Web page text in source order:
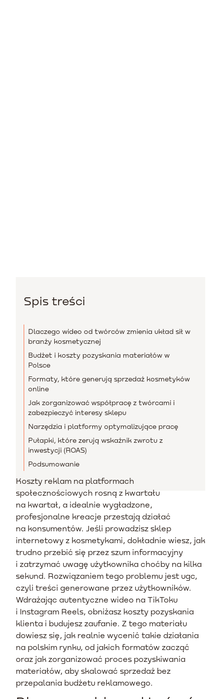
Spis treści
Dlaczego wideo od twórców zmienia układ sił w
branży kosmetycznej
Budżet i koszty pozyskania materiałów w
Polsce
Formaty, które generują sprzedaż kosmetyków
online
Jak zorganizować współpracę z twórcami i
zabezpieczyć interesy sklepu
Narzędzia i platformy optymalizujące pracę
Pułapki, które zerują wskaźnik zwrotu z
inwestycji (ROAS)
Podsumowanie
Koszty reklam na platformach
społecznościowych rosną z kwartału
na kwartał, a idealnie wygładzone,
profesjonalne kreacje przestają działać
na konsumentów. Jeśli prowadzisz sklep
internetowy z kosmetykami, dokładnie wiesz, jak
trudno przebić się przez szum informacyjny
i zatrzymać uwagę użytkownika choćby na kilka
sekund. Rozwiązaniem tego problemu jest ugc,
czyli treści generowane przez użytkowników.
Wdrażając autentyczne wideo na TikToku
i Instagram Reels, obniżasz koszty pozyskania
klienta i budujesz zaufanie. Z tego materiału
dowiesz się, jak realnie wycenić takie działania
na polskim rynku, od jakich formatów zacząć
oraz jak zorganizować proces pozyskiwania
materiałów, aby skalować sprzedaż bez
przepalania budżetu reklamowego.